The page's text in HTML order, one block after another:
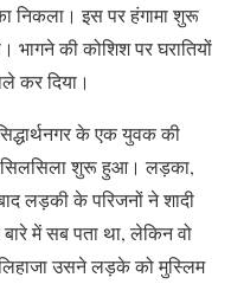
निकला। इस पर हंगामा शुरू
भागने की कोशिश पर घरातियों
कर दिया।
के एक युवक की
सिलसिला शुरू हुआ। लड़का,
लड़की के परिजनों ने शादी
में सब पता था, लेकिन वो
लिहाजा उसने लड़के को मुस्लिम